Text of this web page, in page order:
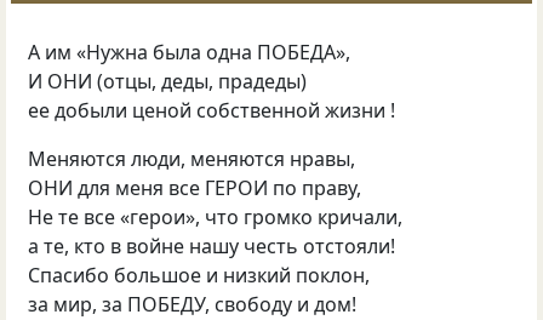
А им «Нужна была одна ПОБЕДА»,
И ОНИ (отцы, деды, прадеды)
ее добыли ценой собственной жизни !
Меняются люди, меняются нравы,
ОНИ для меня все ГЕРОИ по праву,
Не те все «герои», что громко кричали,
а те, кто в войне нашу честь отстояли!
Спасибо большое и низкий поклон,
за мир, за ПОБЕДУ, свободу и дом!